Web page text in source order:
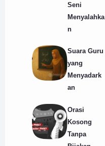
Seni
Menyalahka
n
Suara Guru
yang
Menyadark
an
Orasi
Kosong
Tanpa